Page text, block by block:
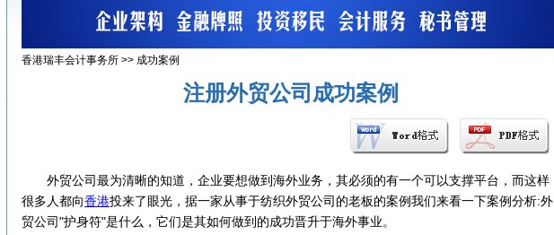
香港瑞丰会计事务所 >> 成功案例
注册外贸公司成功案例
外贸公司最为清晰的知道，企业要想做到海外业务，其必须的有一个可以支撑平台，而这样
很多人都向香港投来了眼光，据一家从事于纺织外贸公司的老板的案例我们来看一下案例分析:外
贸公司"护身符"是什么，它们是其如何做到的成功晋升于海外事业。